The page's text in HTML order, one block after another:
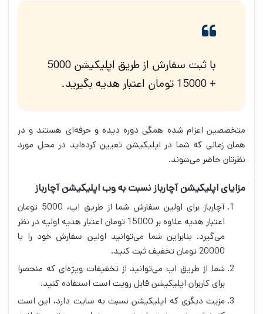
با ثبت سفارش از طریق اپلیکیشن 5000
+ 15000 تومان اعتبار هدیه بگیرید.
متخصصین اعزام شده همگی دوره دیده و حرفه‌ای هستند و در
همان زمانی که شما در اپلیکیشن تعیین کرده‌اید در محل مورد
نظرتان حاضر می‌شوند.
مزایای اپلیکیشن آچارباز نسبت به وب اپلیکیشن آچارباز
آچارباز برای اولین سفارش شما از طریق اپ، 5000 تومان
اعتبار هدیه علاوه بر 15000 تومان اعتبار هدیه اولیه در نظر
می‌گیرد. بنابراین شما می‌توانید اولین سفارش خود را با
20000 تومان تخفیف ثبت کنید.
شما از طریق اپ می‌توانید از تخفیفات ویژه‌ای که منحصرا
برای کاربران اپلیکیشن قابل رویت است استفاده کنید.
مزیت دیگری که اپلیکیشن نسبت به سایت دارد، این است